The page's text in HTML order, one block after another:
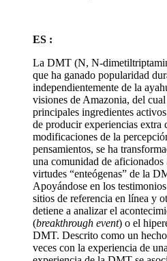
ES :
La DMT (N, N-
que ha ganado popularidad
independientemente de la
visiones de Amazonia, del
principales ingredientes
de producir experiencias extra
modificaciones de la
pensamientos, se ha
una comunidad de aficionados
virtudes “enteógenas” de la
Apoyándose en los
sitios de referencia en línea y
detiene a analizar el
(breakthrough event) o el
DMT. Descrito como un
veces con la experiencia de